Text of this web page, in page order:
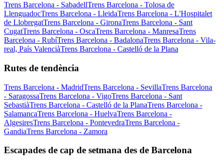
Trens Barcelona - SabadellTrens Barcelona - Tolosa de
LlenguadocTrens Barcelona - LleidaTrens Barcelona - L'Hospitalet
de LlobregatTrens Barcelona - GironaTrens Barcelona - Sant
CugatTrens Barcelona - OscaTrens Barcelona - ManresaTrens
Barcelona - RubíTrens Barcelona - BadalonaTrens Barcelona - Vila-
real, País ValenciàTrens Barcelona - Castelló de la Plana
Rutes de tendència
Trens Barcelona - MadridTrens Barcelona - SevillaTrens Barcelona
- SaragossaTrens Barcelona - VigoTrens Barcelona - Sant
SebastiàTrens Barcelona - Castelló de la PlanaTrens Barcelona -
SalamancaTrens Barcelona - HuelvaTrens Barcelona -
AlgesiresTrens Barcelona - PontevedraTrens Barcelona -
GandiaTrens Barcelona - Zamora
Escapades de cap de setmana des de Barcelona